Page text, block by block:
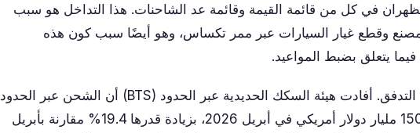
في كل من قائمة القيمة وقائمة عد الشاحنات. هذا التداخل هو سبب
وقطع غيار السيارات عبر ممر تكساس، وهو أيضًا سبب كون هذه
يتعلق بضبط المواعيد.
من السهل الاستهانة بحجم التدفق. أفادت هيئة السكك الحديدية عبر الحدود (BTS) أن الشحن عبر الحدود
في أمريكا الشمالية بلغ 150.8 مليار دولار أمريكي في أبريل 2026، بزيادة قدرها 19.4% مقارنة بأبريل